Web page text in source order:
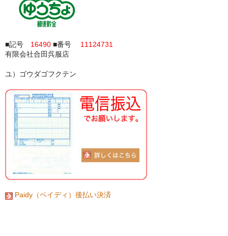
■記号 16490 ■番号 11124731
有限会社合田呉服店
ユ）ゴウダゴフクテン
Paidy（ペイディ）後払い決済